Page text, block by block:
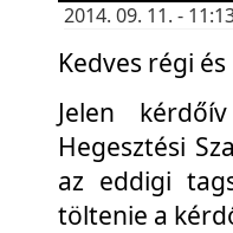
2014. 09. 11. -
Kedves régi
Jelen
Hegesztési
az eddigi
töltenie a